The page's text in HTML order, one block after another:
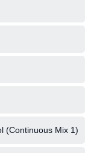
(Continuous Mix 1)